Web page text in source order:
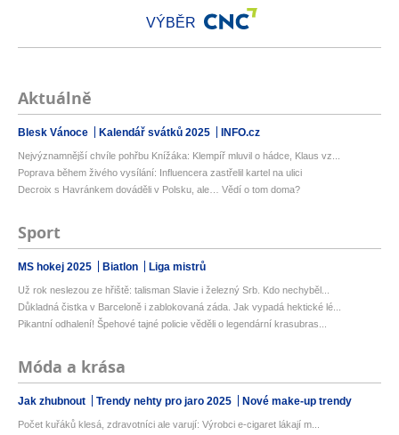
VÝBĚR
Aktuálně
Blesk Vánoce Kalendář svátků 2025 INFO.cz
Nejvýznamnější chvíle pohřbu Knížáka: Klempíř mluvil o hádce, Klaus vz...
Poprava během živého vysílání: Influencera zastřelil kartel na ulici
Decroix s Havránkem dováděli v Polsku, ale… Vědí o tom doma?
Sport
MS hokej 2025 Biatlon Liga mistrů
Už rok neslezou ze hřiště: talisman Slavie i železný Srb. Kdo nechyběl...
Důkladná čistka v Barceloně i zablokovaná záda. Jak vypadá hektické lé...
Pikantní odhalení! Špehové tajné policie věděli o legendární krasubras...
Móda a krása
Jak zhubnout Trendy nehty pro jaro 2025 Nové make-up trendy
Počet kuřáků klesá, zdravotníci ale varují: Výrobci e-cigaret lákají m...